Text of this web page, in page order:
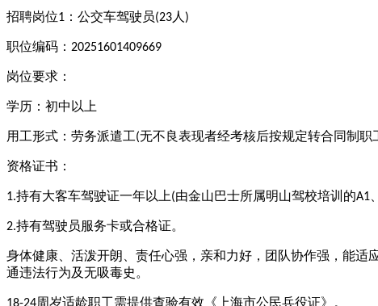
招聘岗位1 ：公交车驾驶员(23人 )
职位编码： 20251601409669
岗位要求：
学历：初中以上
用工形式：劳务派遣工(无不良表现者经考核后按规定转合同制职
资格证书：
1.持有大客车驾驶证一年以上(由金山巴士所属明山驾校培训的A1
2.持有驾驶员服务卡或合格证。
身体健康、活泼开朗、责任心强，亲和力好，团队协作强，能
通违法行为及无吸毒史。
周岁适龄职工需提供查验有效《上海市公民兵役证》。